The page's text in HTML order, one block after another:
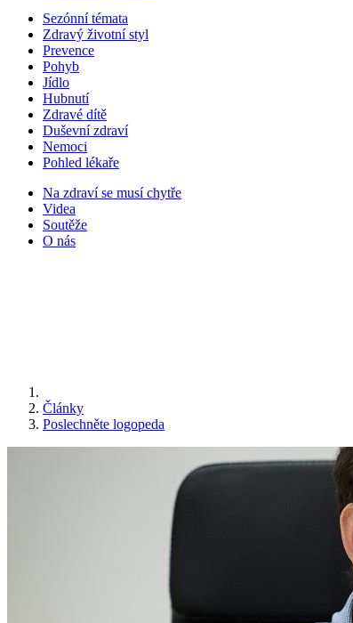
Sezónní témata
Zdravý životní styl
Prevence
Pohyb
Jídlo
Hubnutí
Zdravé dítě
Duševní zdraví
Nemoci
Pohled lékaře
Na zdraví se musí chytře
Videa
Soutěže
O nás
Články
Poslechněte logopeda